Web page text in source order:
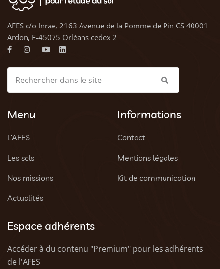
AFES c/o Inrae, 2163 Avenue de la Pomme de Pin CS 40001
Ardon, F-45075 Orléans cedex 2
Menu
L’AFES
Les sols
Nos missions
Actualités
Informations
Contact
Mentions légales
Kit de communication
Espace adhérents
Accéder à du contenu "Premium" pour les adhérents
de l'AFES